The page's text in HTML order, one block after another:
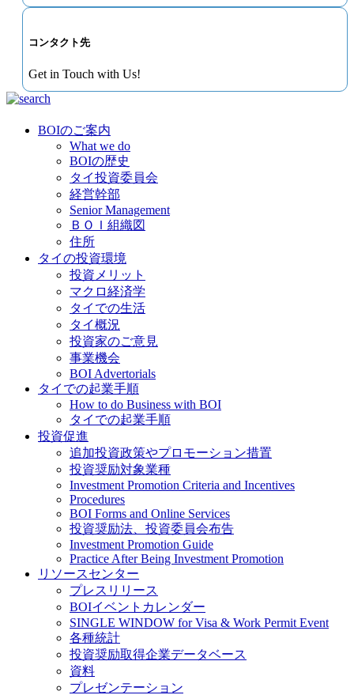
コンタクト先
Get in Touch with Us!
BOIのご案内
What we do
BOIの歴史
タイ投資委員会
経営幹部
Senior Management
ＢＯＩ組織図
住所
タイの投資環境
投資メリット
マクロ経済学
タイでの生活
タイ概況
投資家のご意見
事業機会
BOI Advertorials
タイでの起業手順
How to do Business with BOI
タイでの起業手順
投資促進
追加投資政策やプロモーション措置
投資奨励対象業種
Investment Promotion Criteria and Incentives
Procedures
BOI Forms and Online Services
投資奨励法、投資委員会布告
Investment Promotion Guide
Practice After Being Investment Promotion
リソースセンター
プレスリリース
BOIイベントカレンダー
SINGLE WINDOW for Visa & Work Permit Event
各種統計
投資奨励取得企業データベース
資料
プレゼンテーション